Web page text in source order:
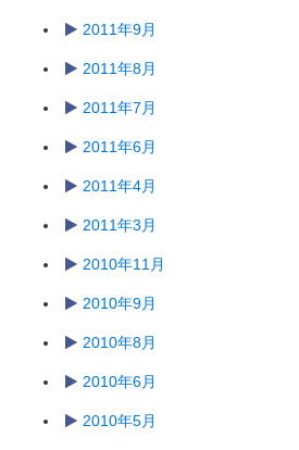
2011年9月
2011年8月
2011年7月
2011年6月
2011年4月
2011年3月
2010年11月
2010年9月
2010年8月
2010年6月
2010年5月